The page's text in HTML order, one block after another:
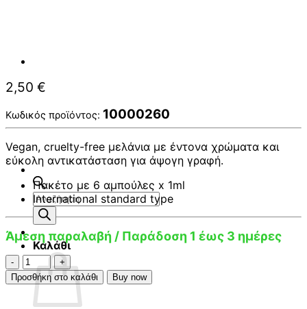
Αναζήτηση
προϊόντων
Καλάθι
2,50 €
Κωδικός προϊόντος: 10000260
Vegan, cruelty-free μελάνια με έντονα χρώματα και
εύκολη αντικατάσταση για άψογη γραφή.
Πακέτο με 6 αμπούλες x 1ml
International standard type
Άμεση παραλαβή / Παράδοση 1 έως 3 ημέρες
Kaweco
ink
cartridges
6pcs
Προσθήκη στο καλάθι Buy now